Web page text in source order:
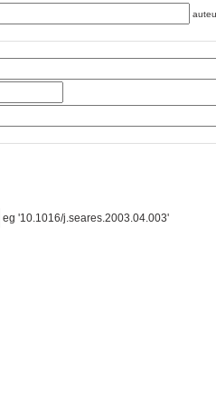
eg '10.1016/j.seares.2003.04.003'